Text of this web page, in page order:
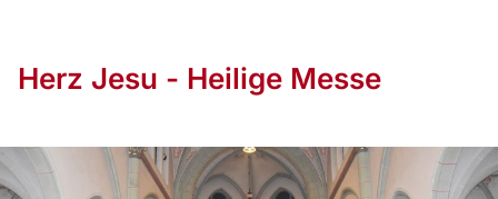
Herz Jesu - Heilige Messe